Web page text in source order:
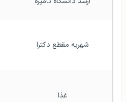
شهریه مقطع دکترا
غذا